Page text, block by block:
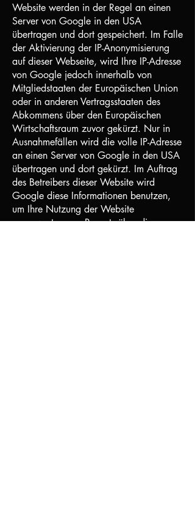
Website werden in der Regel an einen
Server von Google in den USA
übertragen und dort gespeichert. Im Falle
der Aktivierung der IP-Anonymisierung
auf dieser Webseite, wird Ihre IP-Adresse
von Google jedoch innerhalb von
Mitgliedstaaten der Europäischen Union
oder in anderen Vertragsstaaten des
Abkommens über den Europäischen
Wirtschaftsraum zuvor gekürzt. Nur in
Ausnahmefällen wird die volle IP-Adresse
an einen Server von Google in den USA
übertragen und dort gekürzt. Im Auftrag
des Betreibers dieser Website wird
Google diese Informationen benutzen,
um Ihre Nutzung der Website
auszuwerten, um Reports über die